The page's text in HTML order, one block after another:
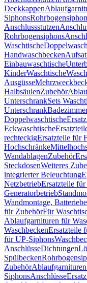
Deckkappen
Siphons
Anschlussstutzen
Rohrbogensiphons
Waschtische
Handwaschbecken
Einbauwaschtische
KinderWaschtische
Ausgüsse
HalbsäulenZubehör
UnterschrankSets
Unterschrank
Doppelwaschtische
Eckwaschtische
rechteckigErsatzteile für
Hochschränke
WandablagenZubehör
SteckdosenWeiteres
integrierter Beleuchtung
NetzbetriebErsatzteile
Generatorbetrieb
Wandmontage,
für ZubehörFür
Ablaufgarnituren für
WaschbeckenErsatzteile
für UP-Siphons
AnschlüsseDichtungen
Spülbecken
Zubehör
SiphonsAnschlüsse